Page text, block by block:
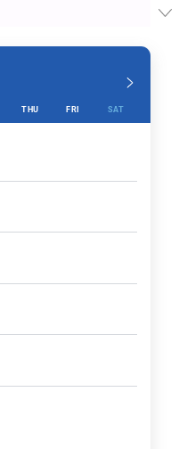
THU FRI SAT